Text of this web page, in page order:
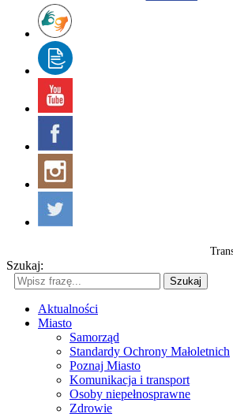
Szukaj:
Szukaj
Aktualności
Miasto
Samorząd
Standardy Ochrony Małoletnich
Poznaj Miasto
Komunikacja i transport
Osoby niepełnosprawne
Zdrowie